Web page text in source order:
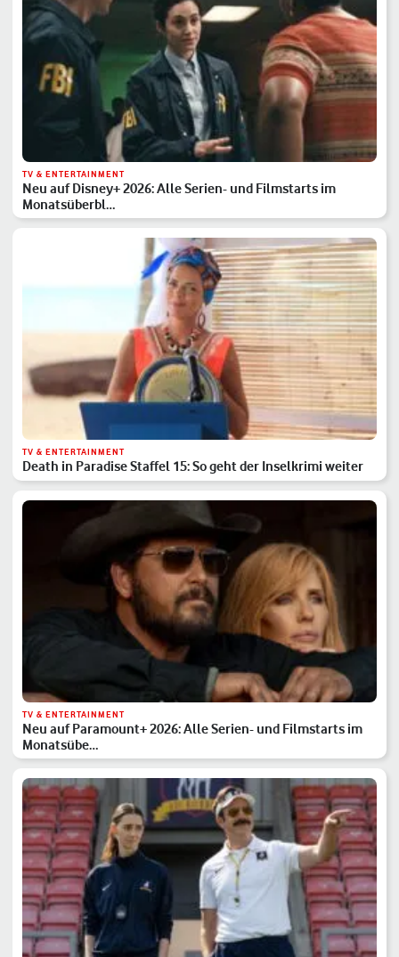
TV & ENTERTAINMENT
Neu auf Disney+ 2026: Alle Serien- und Filmstarts im
Monatsüberbl…
TV & ENTERTAINMENT
Death in Paradise Staffel 15: So geht der Inselkrimi weiter
TV & ENTERTAINMENT
Neu auf Paramount+ 2026: Alle Serien- und Filmstarts im
Monatsübe…